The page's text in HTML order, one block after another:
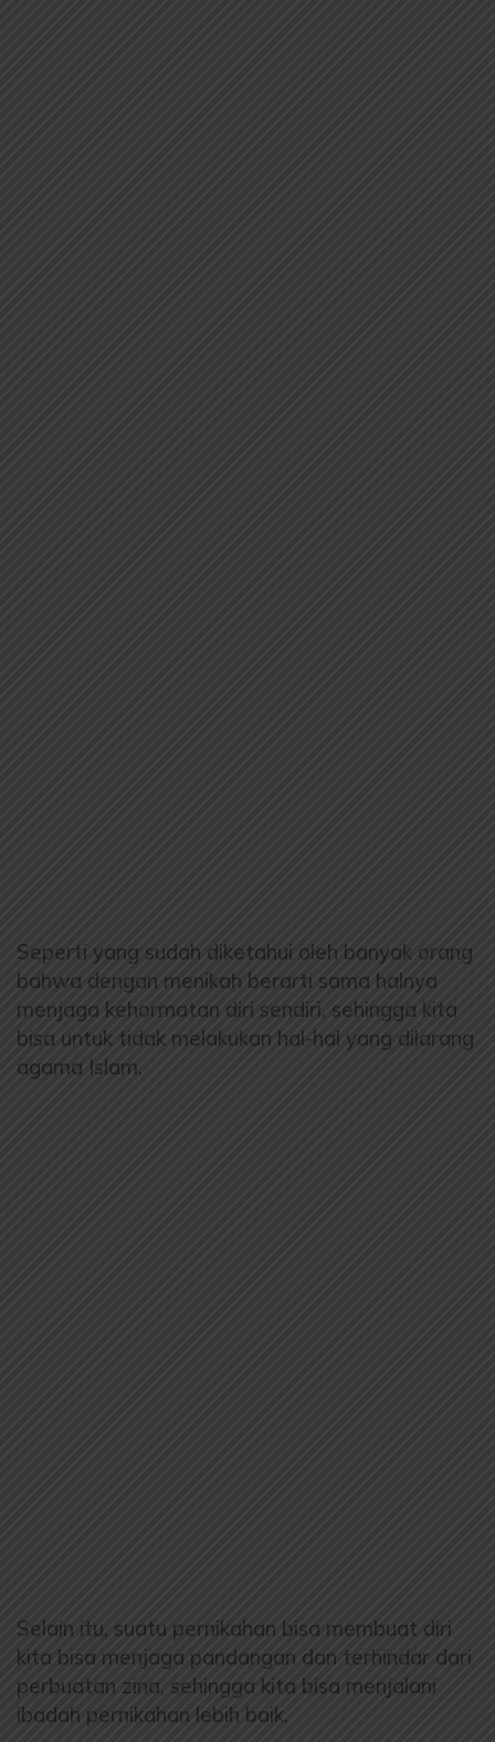
Seperti yang sudah diketahui oleh banyak orang
bahwa dengan menikah berarti sama halnya
menjaga kehormatan diri sendiri, sehingga kita
bisa untuk tidak melakukan hal-hal yang dilarang
agama Islam.
Selain itu, suatu pernikahan bisa membuat diri
kita bisa menjaga pandangan dan terhindar dari
perbuatan zina, sehingga kita bisa menjalani
ibadah pernikahan lebih baik.